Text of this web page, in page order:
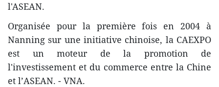
l'ASEAN.
Organisée pour la première fois en 2004 à
Nanning sur une initiative chinoise, la CAEXPO
est un moteur de la promotion de
l'investissement et du commerce entre la Chine
et l’ASEAN. - VNA.